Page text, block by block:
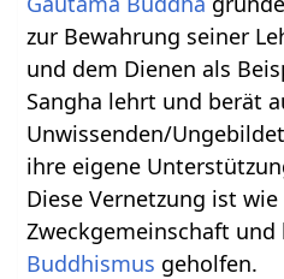
zur Bewahrung seiner
und dem Dienen als
Sangha lehrt und berät
Unwissenden/
ihre eigene
Diese Vernetzung ist wie
Zweckgemeinschaft
Buddhismus geholfen.